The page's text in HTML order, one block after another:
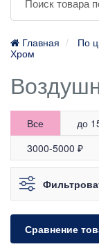
Главная По
Хром
Все до
3000-5000 ₽
Сравнение